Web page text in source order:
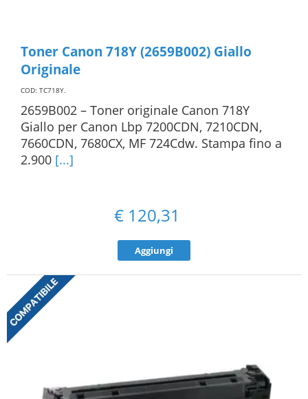
Toner Canon 718Y (2659B002) Giallo
Originale
COD: TC718Y.
2659B002 – Toner originale Canon 718Y
Giallo per Canon Lbp 7200CDN, 7210CDN,
7660CDN, 7680CX, MF 724Cdw. Stampa fino a
2.900 [...]
€ 120,31
Aggiungi